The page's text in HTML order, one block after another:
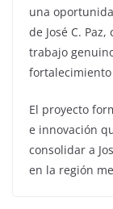
una
de José C.
trabajo
‎El proyecto
e innovación
consolidar a
en la región